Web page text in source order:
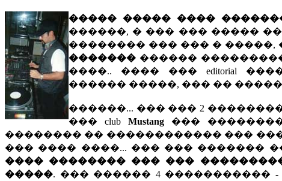
����� ����� ����
������, � ��� ��� �����
�������� ��� ��� � �����,
������� ������
����.. ���� ��� editorial
������ �����, ��� ��
������... ��� ��� 2
��� club Mustang���
�������� �� ������������ ���
��� ���� ����... ��� ��� �������
���� �������� ��� ���
�����. ��� ������ 4 �����������